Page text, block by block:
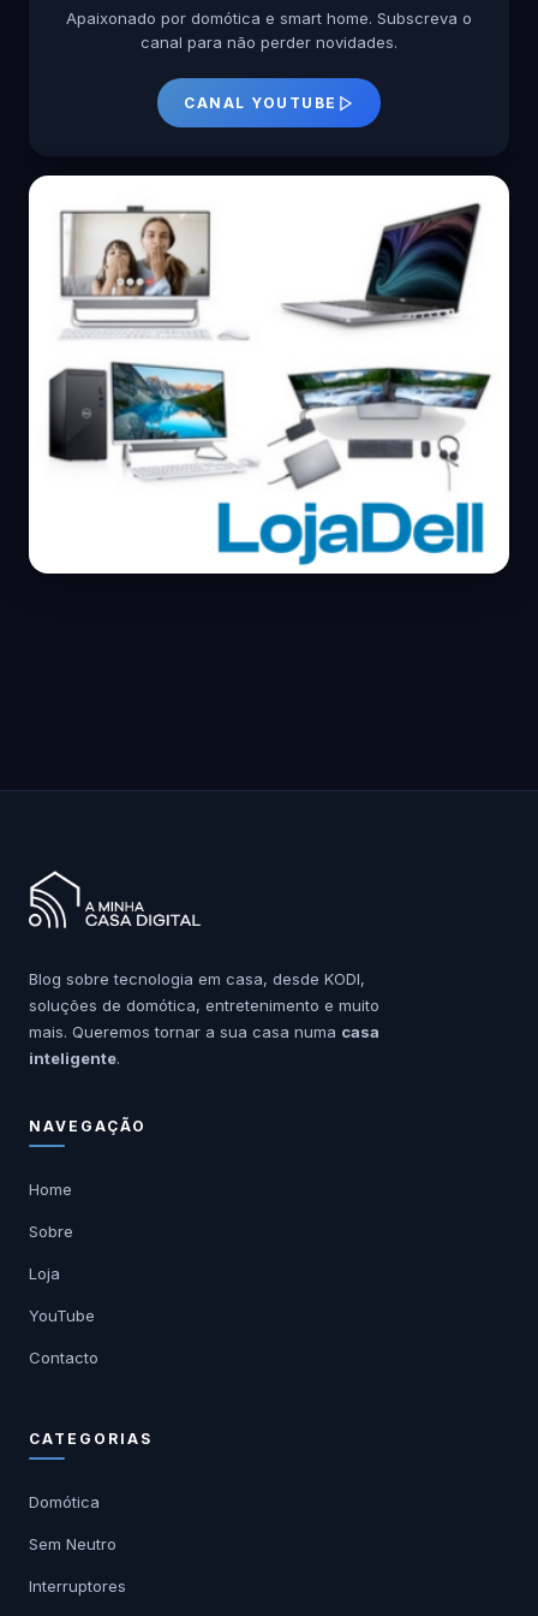
Apaixonado por domótica e smart home. Subscreva o
canal para não perder novidades.
CANAL YOUTUBE
Blog sobre tecnologia em casa, desde KODI,
soluções de domótica, entretenimento e muito
mais. Queremos tornar a sua casa numa casa
inteligente.
NAVEGAÇÃO
Home
Sobre
Loja
YouTube
Contacto
CATEGORIAS
Domótica
Sem Neutro
Interruptores